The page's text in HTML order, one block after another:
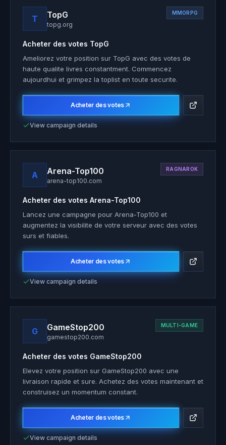
T TopG
topg.org
MMORPG
Acheter des votes TopG
Ameliorez votre position sur TopG avec des votes de
haute qualite livres constantment. Commencez
aujourdhui et grimpez la toplist en toute securite.
Acheter des votes
View campaign details
A Arena-Top100
arena-top100.com
RAGNAROK
Acheter des votes Arena-Top100
Lancez une campagne pour Arena-Top100 et
augmentez la visibilite de votre serveur avec des votes
surs et fiables.
Acheter des votes
View campaign details
G GameStop200
gamestop200.com
MULTI-GAME
Acheter des votes GameStop200
Elevez votre position sur GameStop200 avec une
livraison rapide et sure. Achetez des votes maintenant et
construisez un momentum constant.
Acheter des votes
View campaign details